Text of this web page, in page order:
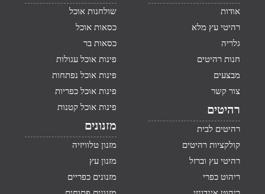
אודות
רהיטי עץ מלא
גלריה
חנות רהיטים
מבצעים
צור קשר
רהיטים
רהיטים לבית
קולקציות רהיטים
רהיטי עץ וברזל
ריהוט כפרי
שולחנות אוכל
כסאות אוכל
כסאות בר
פינות אוכל עגולות
פינות אוכל נפתחות
פינות אוכל כפריות
פינות אוכל קטנות
מזנונים
מזנון טלוויזיה
מזנון עץ
מזנונים כפריים